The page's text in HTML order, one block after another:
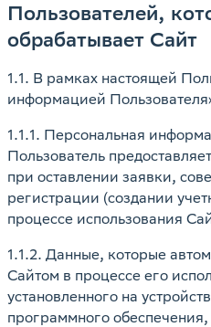
Пользователей,
обрабатывает Сайт
1.1. В рамках настоящей
информацией
1.1.1. Персональная
Пользователь
при оставлении заявки,
регистрации (создании
процессе использования
1.1.2. Данные, которые
Сайтом в процессе его
установленного на
программного